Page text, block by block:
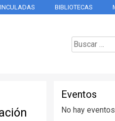
BIBLIOTECAS
Eventos
No hay